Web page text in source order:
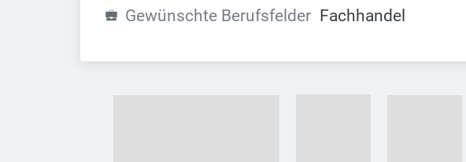
Gewünschte Berufsfelder Fachhandel